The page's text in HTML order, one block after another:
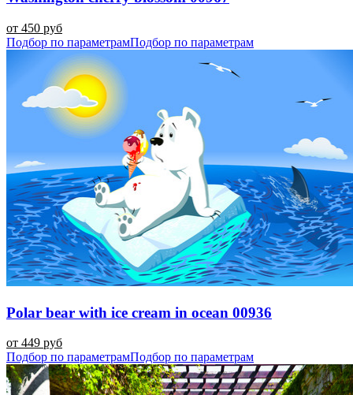
от 450 руб
Подбор по параметрамПодбор по параметрам
Polar bear with ice cream in ocean 00936
от 449 руб
Подбор по параметрамПодбор по параметрам